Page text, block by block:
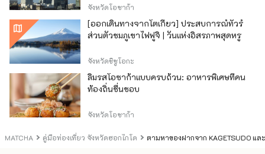
MATCHA คู่มือท่องเที่ยว จังหวัดฮอกไกโด ตามหาของฝากจาก KAGETSUDO แล
จังหวัดโอซาก้า
[ออกเดินทางจากโตเกียว] ประสบการณ์ทัวร์
ส่วนตัวชมภูเขาไฟฟูจิ | วันแห่งอิสรภาพสุดหรู
จังหวัดชิซูโอกะ
ลิ้มรสโอซาก้าแบบครบถ้วน: อาหารพิเศษที่คน
ท้องถิ่นชื่นชอบ
จังหวัดโอซาก้า